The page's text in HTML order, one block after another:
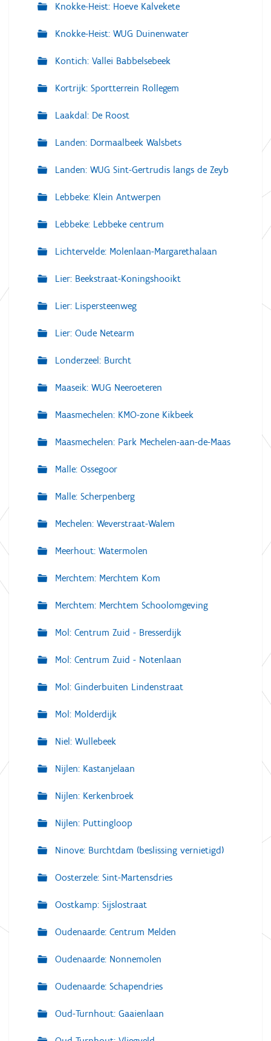
Knokke-Heist: Hoeve Kalvekete
Knokke-Heist: WUG Duinenwater
Kontich: Vallei Babbelsebeek
Kortrijk: Sportterrein Rollegem
Laakdal: De Roost
Landen: Dormaalbeek Walsbets
Landen: WUG Sint-Gertrudis langs de Zeyb
Lebbeke: Klein Antwerpen
Lebbeke: Lebbeke centrum
Lichtervelde: Molenlaan-Margarethalaan
Lier: Beekstraat-Koningshooikt
Lier: Lispersteenweg
Lier: Oude Netearm
Londerzeel: Burcht
Maaseik: WUG Neeroeteren
Maasmechelen: KMO-zone Kikbeek
Maasmechelen: Park Mechelen-aan-de-Maas
Malle: Ossegoor
Malle: Scherpenberg
Mechelen: Weverstraat-Walem
Meerhout: Watermolen
Merchtem: Merchtem Kom
Merchtem: Merchtem Schoolomgeving
Mol: Centrum Zuid - Bresserdijk
Mol: Centrum Zuid - Notenlaan
Mol: Ginderbuiten Lindenstraat
Mol: Molderdijk
Niel: Wullebeek
Nijlen: Kastanjelaan
Nijlen: Kerkenbroek
Nijlen: Puttingloop
Ninove: Burchtdam (beslissing vernietigd)
Oosterzele: Sint-Martensdries
Oostkamp: Sijslostraat
Oudenaarde: Centrum Melden
Oudenaarde: Nonnemolen
Oudenaarde: Schapendries
Oud-Turnhout: Gaaienlaan